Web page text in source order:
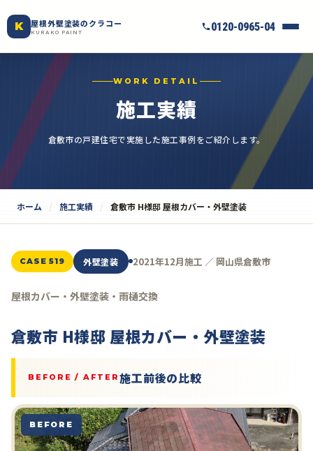
K 屋根外壁塗装のクラコー
KURAKO PAINT 0120-0965-04
WORK DETAIL
施工実績
倉敷市の戸建住宅で実施した施工事例をご紹介します。
ホーム 施工実績 倉敷市 H様邸 屋根カバー・外壁塗装
CASE 519 外壁塗装 2021年12月施工 ／ 岡山県倉敷市
屋根カバー・外壁塗装・雨樋交換
倉敷市 H様邸 屋根カバー・外壁塗装
BEFORE / AFTER 施工前後の比較
BEFORE